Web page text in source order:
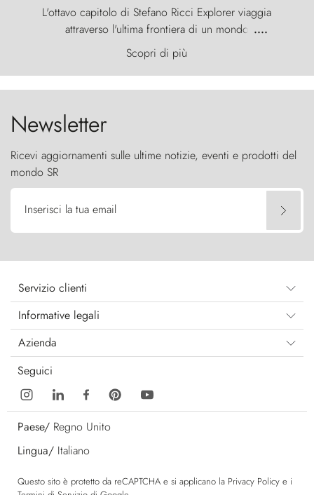
L'ottavo capitolo di Stefano Ricci Explorer viaggia
attraverso l'ultima frontiera di un mondo
primordiale, dove il vento scolpisce la natura con
furia ancestrale e le Torres del Paine sfidano il
cielo come sentinelle di pietra.
....
Scopri di più
Newsletter
Ricevi aggiornamenti sulle ultime notizie, eventi e prodotti del
mondo SR
Inserisci la tua email
Servizio clienti
Informative legali
Azienda
Seguici
Paese/ Regno Unito
Lingua/ Italiano
Questo sito è protetto da reCAPTCHA e si applicano la Privacy Policy e i